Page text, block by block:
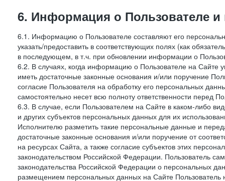
6. Информация о Пользователе
6.1. Информацию о Пользователе составляют его
указать/предоставить в соответствующих полях (как
в последующем, в т.ч. при обновлении информации о
6.2. В случаях, когда информацию о Пользователе на Сайте
иметь достаточные законные основания и/или поручение
согласие Пользователя на обработку его персональных
самостоятельно несет всю полноту ответственности перед
6.3. В случае, если Пользователем на Сайте в каком-либо
и других субъектов персональных данных для их
Исполнителю разметить такие персональные данные и
достаточные законные основания и/или поручение от
на ресурсах Сайта, а также согласие субъектов этих
законодательством Российской Федерации. Пользователь
законодательства Российской Федерации о персональных
размещением персональных данных на Сайте Пользователь